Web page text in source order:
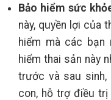
Bảo hiểm sức
này, quyền lợi của
hiểm mà các
hiểm thai sản này
trước và sau
con, hỗ trợ điều